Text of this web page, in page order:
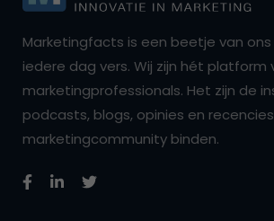
Marketingfacts is een beetje van ons
iedere dag vers. Wij zijn hét platform
marketingprofessionals. Het zijn de
podcasts, blogs, opinies en
marketingcommunity binden.